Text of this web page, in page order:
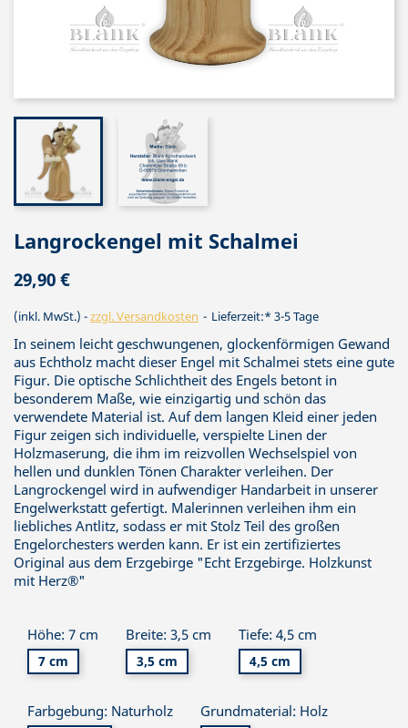
Langrockengel mit Schalmei
29,90 €
(inkl. MwSt.) zzgl. Versandkosten Lieferzeit:* 3-5 Tage
In seinem leicht geschwungenen, glockenförmigen Gewand
aus Echtholz macht dieser Engel mit Schalmei stets eine gute
Figur. Die optische Schlichtheit des Engels betont in
besonderem Maße, wie einzigartig und schön das
verwendete Material ist. Auf dem langen Kleid einer jeden
Figur zeigen sich individuelle, verspielte Linen der
Holzmaserung, die ihm im reizvollen Wechselspiel von
hellen und dunklen Tönen Charakter verleihen. Der
Langrockengel wird in aufwendiger Handarbeit in unserer
Engelwerkstatt gefertigt. Malerinnen verleihen ihm ein
liebliches Antlitz, sodass er mit Stolz Teil des großen
Engelorchesters werden kann. Er ist ein zertifiziertes
Original aus dem Erzgebirge "Echt Erzgebirge. Holzkunst
mit Herz®"
Höhe: 7 cm
7 cm
Breite: 3,5 cm
3,5 cm
Tiefe: 4,5 cm
4,5 cm
Farbgebung: Naturholz Grundmaterial: Holz